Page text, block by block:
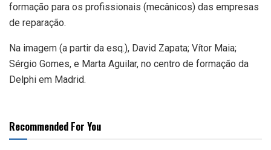
formação para os profissionais (mecânicos) das empresas
de reparação.
Na imagem (a partir da esq.), David Zapata; Vítor Maia;
Sérgio Gomes, e Marta Aguilar, no centro de formação da
Delphi em Madrid.
Recommended For You